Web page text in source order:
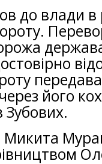
до влади в
його
Зубових.
Микита